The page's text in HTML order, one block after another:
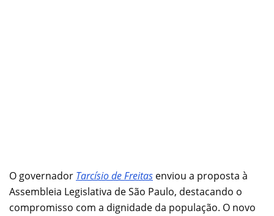
O governador Tarcísio de Freitas enviou a proposta à
Assembleia Legislativa de São Paulo, destacando o
compromisso com a dignidade da população. O novo